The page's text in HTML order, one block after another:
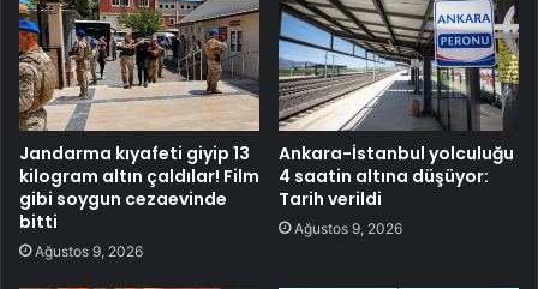
Jandarma kıyafeti giyip 13
kilogram altın çaldılar! Film
gibi soygun cezaevinde
bitti
Ağustos 9, 2026
Ankara-İstanbul yolculuğu
4 saatin altına düşüyor:
Tarih verildi
Ağustos 9, 2026